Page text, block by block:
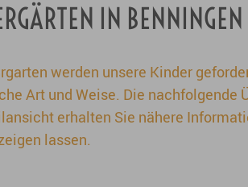
IN BENNINGEN
werden unsere Kinder
Art und Weise. Die nachfolgende
erhalten Sie nähere
lassen.